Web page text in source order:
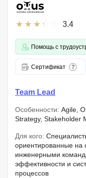
3.4
Помощь с
Сертификат
Team Lead
Особенности: Agile,
Strategy, Stakeholder
Для кого:
ориентированные на
инженерными
эффективности и
процессов